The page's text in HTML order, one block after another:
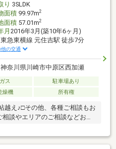
り 3SLDK
面積99.97m2
面積57.01m2
月 2016年3月(築10年6ヶ月)
東急東横線 元住吉駅 徒歩7分
他の交通
神奈川県川崎市中原区西加瀬
ス
駐車場あり
燥機 所有権
越え♪□その他、各種ご相談もお
談やエリアのご相談などお気